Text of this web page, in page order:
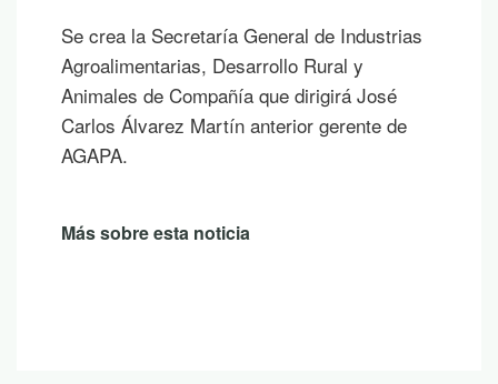
Se crea la Secretaría General de Industrias
Agroalimentarias, Desarrollo Rural y
Animales de Compañía que dirigirá José
Carlos Álvarez Martín anterior gerente de
AGAPA.
Más sobre esta noticia